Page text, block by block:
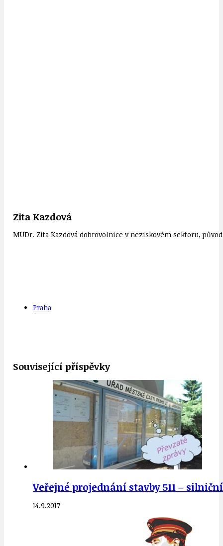
Zita Kazdová
MUDr. Zita Kazdová dobrovolnice v neziskovém sektoru,
Praha
Související příspěvky
Veřejné projednání stavby 511 –
14.9.2017